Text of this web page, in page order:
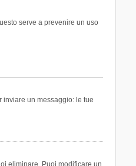
serve a prevenire un uso
inviare un messaggio: le tue
eliminare. Puoi modificare un